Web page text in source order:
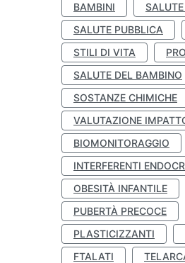
BAMBINI
SALUTE PUBBLICA
STILI DI VITA
SALUTE DEL BAMBINO
SOSTANZE CHIMICHE
VALUTAZIONE
BIOMONITORAGGIO
INTERFERENTI
OBESITÀ INFANTILE
PUBERTÀ PRECOCE
PLASTICIZZANTI
FTALATI